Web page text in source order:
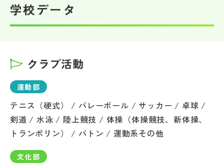
学校データ
クラブ活動
運動部
テニス（硬式） / バレーボール / サッカー / 卓球 /
剣道 / 水泳 / 陸上競技 / 体操（体操競技、新体操、
トランポリン） / バトン / 運動系その他
文化部